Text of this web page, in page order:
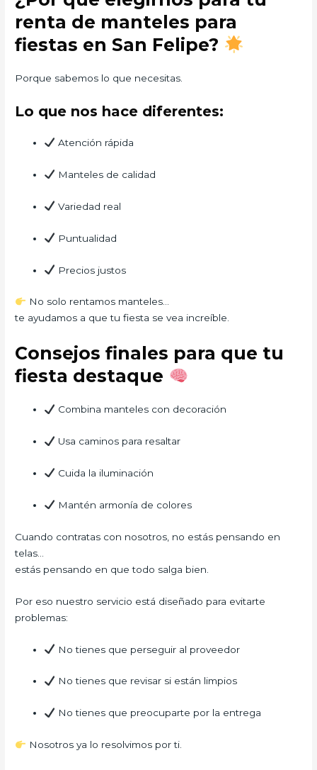
renta de manteles para
fiestas en San Felipe?
Porque sabemos lo que necesitas.
Lo que nos hace diferentes:
Atención rápida
Manteles de calidad
Variedad real
Puntualidad
Precios justos
No solo rentamos manteles…
te ayudamos a que tu fiesta se vea increíble.
Consejos finales para que tu
fiesta destaque
Combina manteles con decoración
Usa caminos para resaltar
Cuida la iluminación
Mantén armonía de colores
Cuando contratas con nosotros, no estás pensando en
telas…
estás pensando en que todo salga bien.
Por eso nuestro servicio está diseñado para evitarte
problemas:
No tienes que perseguir al proveedor
No tienes que revisar si están limpios
No tienes que preocuparte por la entrega
Nosotros ya lo resolvimos por ti.